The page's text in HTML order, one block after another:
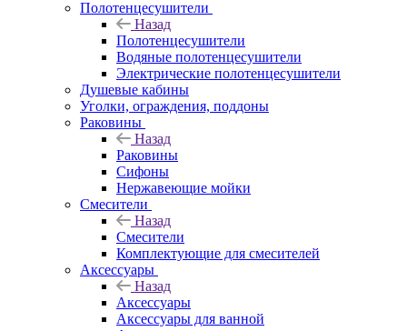
Полотенцесушители
Назад
Полотенцесушители
Водяные полотенцесушители
Электрические полотенцесушители
Душевые кабины
Уголки, ограждения, поддоны
Раковины
Назад
Раковины
Сифоны
Нержавеющие мойки
Смесители
Назад
Смесители
Комплектующие для смесителей
Аксессуары
Назад
Аксессуары
Аксессуары для ванной